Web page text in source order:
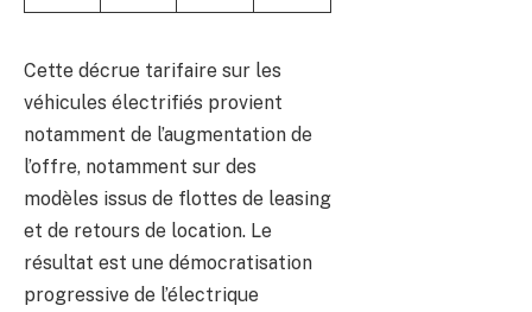
Cette décrue tarifaire sur les
véhicules électrifiés provient
notamment de l’augmentation de
l’offre, notamment sur des
modèles issus de flottes de leasing
et de retours de location. Le
résultat est une démocratisation
progressive de l’électrique